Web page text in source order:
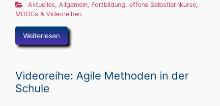
Aktuelles, Allgemein, Fortbildung, offene Selbstlernkurse,
MOOCs & Videoreihen
Weiterlesen
Videoreihe: Agile Methoden in der
Schule